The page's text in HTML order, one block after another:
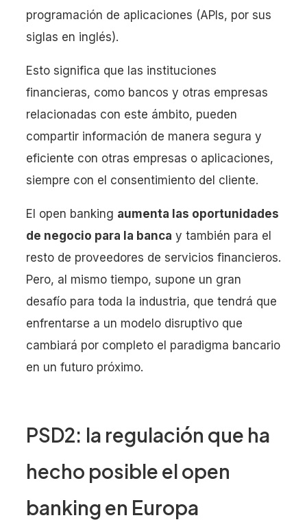
programación de aplicaciones (APIs, por sus
siglas en inglés).
Esto significa que las instituciones
financieras, como bancos y otras empresas
relacionadas con este ámbito, pueden
compartir información de manera segura y
eficiente con otras empresas o aplicaciones,
siempre con el consentimiento del cliente.
El open banking aumenta las oportunidades
de negocio para la banca y también para el
resto de proveedores de servicios financieros.
Pero, al mismo tiempo, supone un gran
desafío para toda la industria, que tendrá que
enfrentarse a un modelo disruptivo que
cambiará por completo el paradigma bancario
en un futuro próximo.
PSD2: la regulación que ha
hecho posible el open
banking en Europa